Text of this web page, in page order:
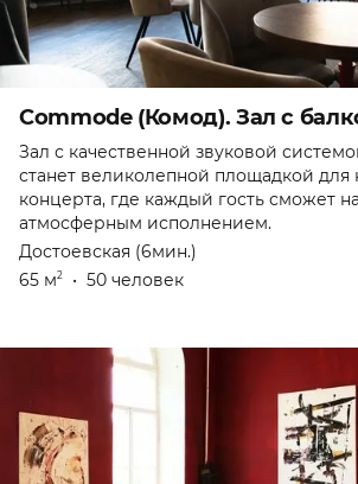
Commode (Комод). Зал с
Зал с качественной звуковой
станет великолепной площадкой для
концерта, где каждый гость сможет
атмосферным исполнением.
Достоевская (6мин.)
65 м2 • 50 человек